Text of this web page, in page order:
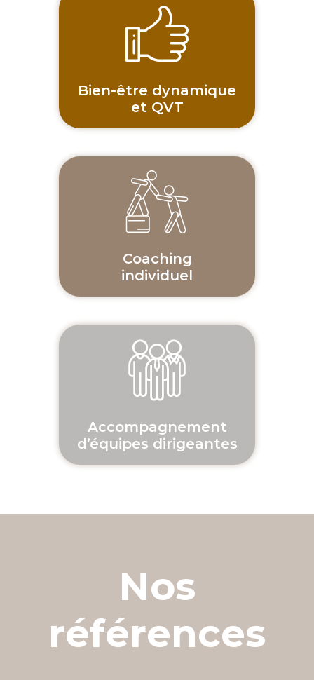
Bien-être dynamique
et QVT
Coaching
individuel
Accompagnement
d’équipes dirigeantes
Nos
références